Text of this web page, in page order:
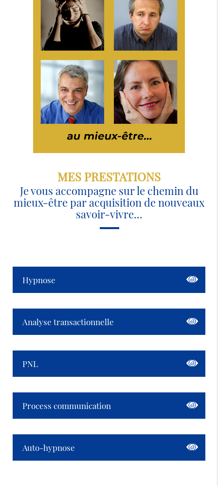
MES PRESTATIONS
Je vous accompagne sur le chemin du
mieux-être par acquisition de nouveaux
savoir-vivre...
Hypnose
Analyse transactionnelle
PNL
Process communication
Auto-hypnose